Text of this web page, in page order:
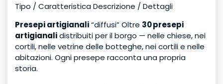
Tipo / Caratteristica Descrizione / Dettagli
Presepi artigianali“diffusi” Oltre 30 presepi
artigianalidistribuiti per il borgo — nelle chiese, nei
cortili, nelle vetrine delle botteghe, nei cortili e nelle
abitazioni. Ogni presepe racconta una propria
storia.